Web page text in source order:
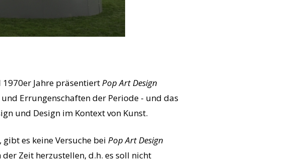
Jahre präsentiertPop Art Design
Errungenschaften der Periode - und das
und Design im Kontext von Kunst.
es keine Versuche bei Pop Art Design
Zeit herzustellen, d.h. es soll nicht